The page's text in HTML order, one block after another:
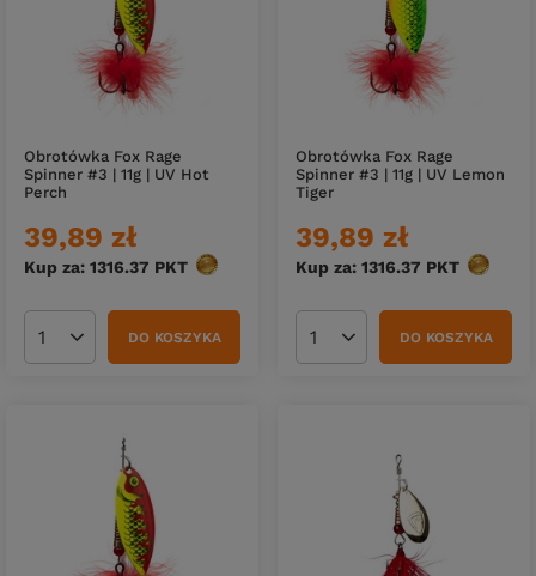
Obrotówka Fox Rage
Spinner #3 | 11g | UV Hot
Perch
39,89 zł
Kup za: 1316.37 PKT punktów
Ilość produktówDO KOSZYKA
Obrotówka Fox Rage
Spinner #3 | 11g | UV Lemon
Tiger
39,89 zł
Kup za: 1316.37 PKT punktów
Ilość produktówDO KOSZYKA